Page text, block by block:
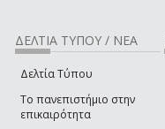
ΔΕΛΤΙΑ ΤΥΠΟΥ / ΝΕΑ
Δελτία Τύπου
Το πανεπιστήμιο στην
επικαιρότητα